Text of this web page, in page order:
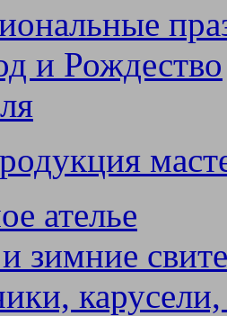
и Рождество
ателье
зимние
карусели,